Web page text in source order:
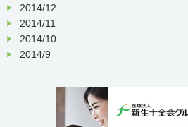
2014/12
2014/11
2014/10
2014/9